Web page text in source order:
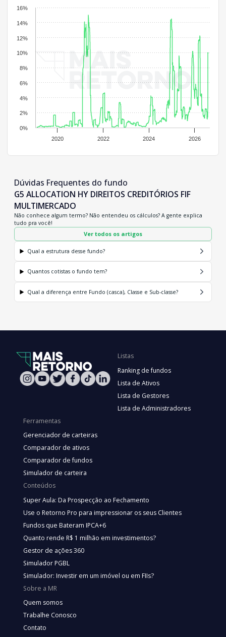
2020 2022 2024 2026
0%
2%
4%
6%
8%
10%
12%
14%
16%
Dúvidas Frequentes do fundo
G5 ALLOCATION HY DIREITOS CREDITÓRIOS FIF
MULTIMERCADO
Não conhece algum termo? Não entendeu os cálculos? A gente explica
tudo pra você!
Ver todos os artigos
Qual a estrutura desse fundo?
Quantos cotistas o fundo tem?
Qual a diferença entre Fundo (casca), Classe e Sub-classe?
Listas
Ranking de fundos
Lista de Ativos
Lista de Gestores
Lista de Administradores
Ferramentas
Gerenciador de carteiras
Comparador de ativos
Comparador de fundos
Simulador de carteira
Conteúdos
Super Aula: Da Prospecção ao Fechamento
Use o Retorno Pro para impressionar os seus Clientes
Fundos que Bateram IPCA+6
Quanto rende R$ 1 milhão em investimentos?
Gestor de ações 360
Simulador PGBL
Simulador: Investir em um imóvel ou em FIIs?
Sobre a MR
Quem somos
Trabalhe Conosco
Contato